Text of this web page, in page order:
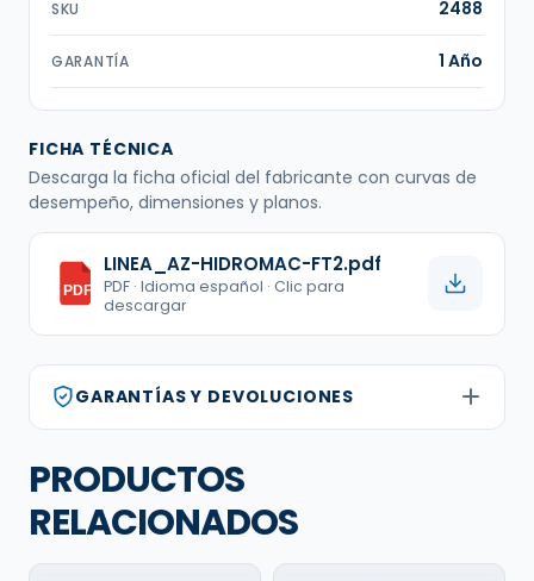
SKU 2488
GARANTÍA 1 Año
FICHA TÉCNICA
Descarga la ficha oficial del fabricante con curvas de
desempeño, dimensiones y planos.
PDF
LINEA_AZ-HIDROMAC-FT2.pdf
PDF · Idioma español · Clic para
descargar
GARANTÍAS Y DEVOLUCIONES
PRODUCTOS
RELACIONADOS